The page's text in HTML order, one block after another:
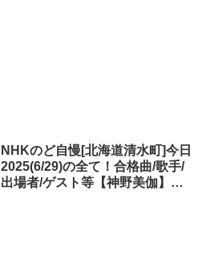
NHKのど自慢[北海道清水町]今日
2025(6/29)の全て！合格曲/歌手/
出場者/ゲスト等【神野美伽】